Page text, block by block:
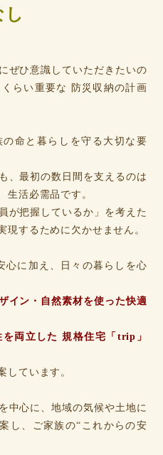
ぜひ意識していただきたいの
らい重要な 防災収納の計画
命と暮らしを守る大切な要
、最初の数日間を支えるのは
生活必需品です。
が把握しているか」を考えた
現するために欠かせません。
心に加え、日々の暮らしを心
イン・自然素材を使った快適
両立した 規格住宅「trip」
しています。
中心に、地域の気候や土地に
し、ご家族の“これからの安